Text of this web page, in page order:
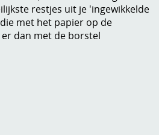
steen
restjes uit je 'ingewikkelde
met het papier op de
dan met de borstel